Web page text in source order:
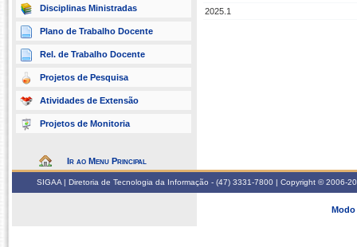
Disciplinas Ministradas
Plano de Trabalho Docente
Rel. de Trabalho Docente
Projetos de Pesquisa
Atividades de Extensão
Projetos de Monitoria
Ir ao Menu Principal
2025.1
SIGAA | Diretoria de Tecnologia da Informação - (47) 3331-7800 | Copyright © 2006-
Modo